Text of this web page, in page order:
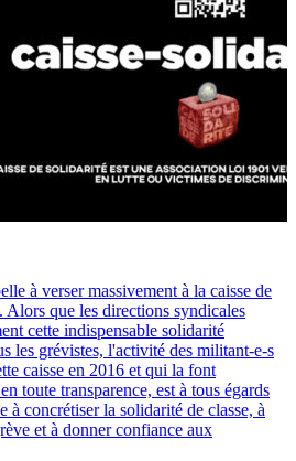
à verser massivement à la caisse de
Alors que les directions syndicales
cette indispensable solidarité
les grévistes, l'activité des militant-e-s
caisse en 2016 et qui la font
toute transparence, est à tous égards
à concrétiser la solidarité de classe, à
et à donner confiance aux